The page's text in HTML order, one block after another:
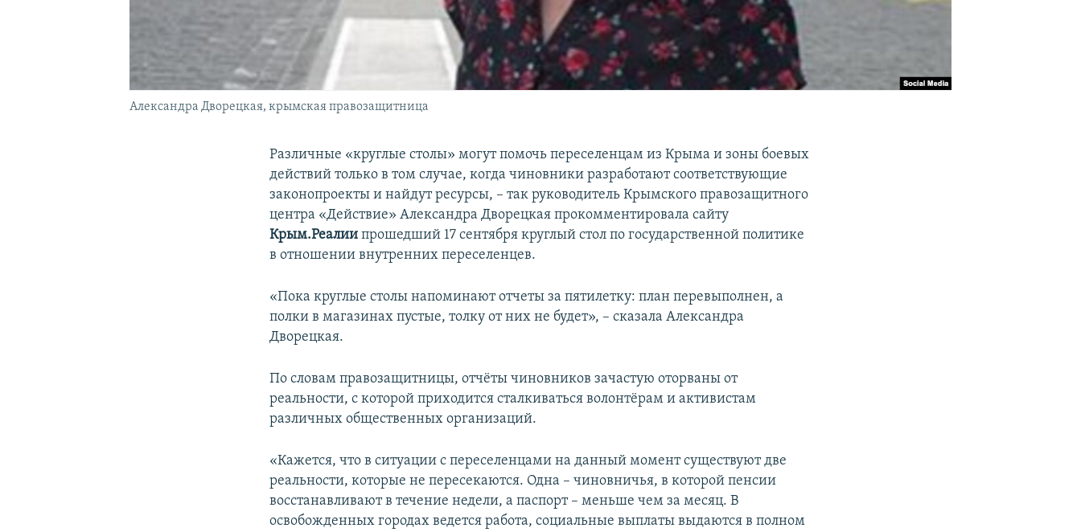
Александра Дворецкая, крымская правозащитница
Различные «круглые столы» могут помочь переселенцам из Крыма и зоны боевых
действий только в том случае, когда чиновники разработают соответствующие
законопроекты и найдут ресурсы, – так руководитель Крымского правозащитного
центра «Действие» Александра Дворецкая прокомментировала сайту
Крым.Реалиипрошедший 17 сентября круглый стол по государственной политике
в отношении внутренних переселенцев.
«Пока круглые столы напоминают отчеты за пятилетку: план перевыполнен, а
полки в магазинах пустые, толку от них не будет», – сказала Александра
Дворецкая.
По словам правозащитницы, отчёты чиновников зачастую оторваны от
реальности, с которой приходится сталкиваться волонтёрам и активистам
различных общественных организаций.
«Кажется, что в ситуации с переселенцами на данный момент существуют две
реальности, которые не пересекаются. Одна – чиновничья, в которой пенсии
восстанавливают в течение недели, а паспорт – меньше чем за месяц. В
освобожденных городах ведется работа, социальные выплаты выдаются в полном